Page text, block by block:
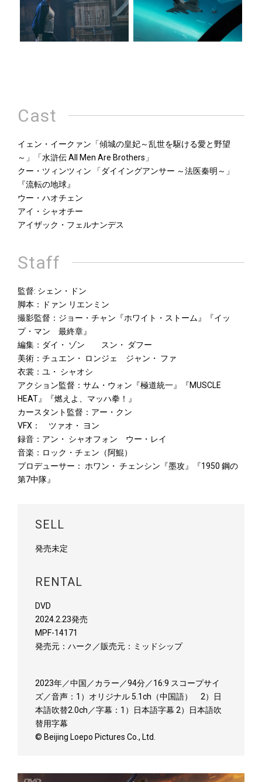
Cast
イェン・イークァン「傾城の皇妃～乱世を駆ける愛と野望
～」「水滸伝 All Men Are Brothers」
クー・ツィンツィン 「ダイイングアンサー ～法医秦明～」
『流転の地球』
ウー・ハオチェン
アイ・シャオチー
アイザック・フェルナンデス
Staff
監督: シェン・ドン
脚本：ドァン リエンミン
撮影監督：ジョー・チャン『ホワイト・ストーム』『イッ
プ・マン 最終章』
編集：ダイ・ ゾン スン・ ダフー
美術：チュエン・ ロンジェ ジャン・ ファ
衣裳：ユ・ シャオシ
アクション監督：サム・ウォン『極道統一』『MUSCLE
HEAT』『燃えよ、マッハ拳！』
カースタント監督：アー・クン
VFX： ツァオ・ ヨン
録音：アン・ シャオフォン ウー・レイ
音楽：ロック・チェン（阿鯤）
プロデューサー： ホワン・ チェンシン『墨攻』『1950 鋼の
第7中隊』
SELL
発売未定
RENTAL
DVD
2024.2.23発売
MPF-14171
発売元：ハーク／販売元：ミッドシップ
2023年／中国／カラー／94分／16:9 スコープサイ
ズ／音声：1）オリジナル 5.1ch（中国語） 2）日
本語吹替2.0ch／字幕：1）日本語字幕 2）日本語吹
替用字幕
© Beijing Loepo Pictures Co., Ltd.